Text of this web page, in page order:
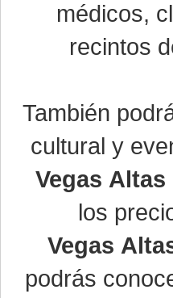
médicos,
recintos
También
cultural y
Vegas Altas
los
Vegas
podrás